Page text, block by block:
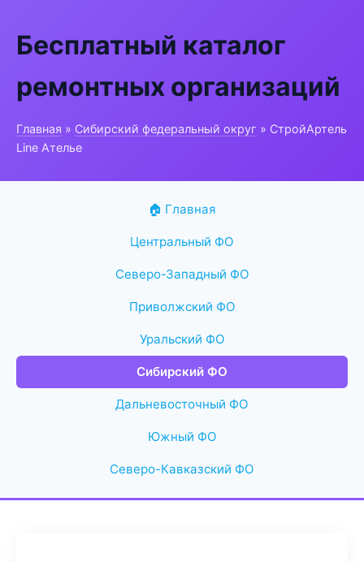
Бесплатный каталог
ремонтных организаций
Главная » Сибирский федеральный округ » СтройАртель
Line Ателье
🏠 Главная
Центральный ФО
Северо-Западный ФО
Приволжский ФО
Уральский ФО
Сибирский ФО
Дальневосточный ФО
Южный ФО
Северо-Кавказский ФО